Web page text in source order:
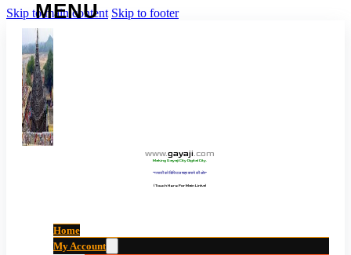
Skip to main content Skip to footer
www.gayaji.com
Making Gayaji City Digital City.
“गयाजी को डिजिटल शहर बनाने की ओर”
(Touch Here For Main Links)
Home
My Account